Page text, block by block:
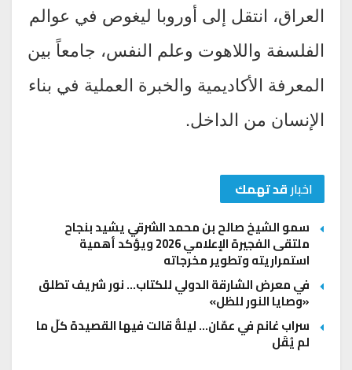
العراق، انتقل إلى أوروبا ليغوص في عوالم
الفلسفة واللاهوت وعلم النفس، جامعاً بين
المعرفة الأكاديمية والخبرة العملية في بناء
الإنسان من الداخل.
اخبارقد تهمك
سمو الشيخ صالح بن محمد الشرقي يشيد بنجاح
ملتقى الفجيرة الإعلامي 2026 ويؤكد أهمية
استمراريته وتطوير مخرجاته
في معرض الشارقة الدولي للكتاب… نور شريف تطلق
«وصايا النور للظل»
سراب غانم في عمّان… ليلةٌ قالت فيها القصيدة كلّ ما
لم يُقَل